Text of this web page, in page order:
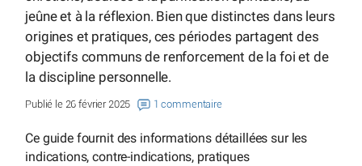
jeûne et à la réflexion. Bien que distinctes dans leurs
origines et pratiques, ces périodes partagent des
objectifs communs de renforcement de la foi et de
la discipline personnelle.
Publié le 26 février 2025 1 commentaire
Ce guide fournit des informations détaillées sur les
indications, contre-indications, pratiques